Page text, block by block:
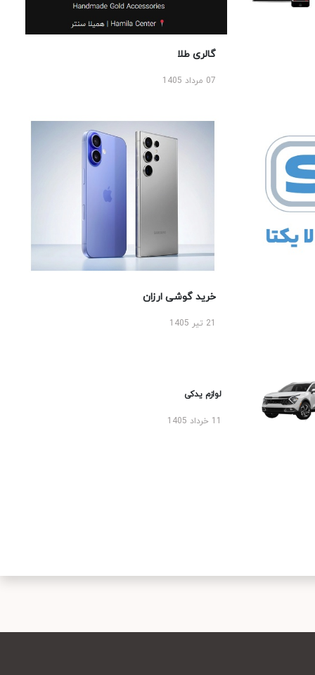
گالری طلا
07 مرداد 1405
خرید گوشی ارزان
لوازم یدکی